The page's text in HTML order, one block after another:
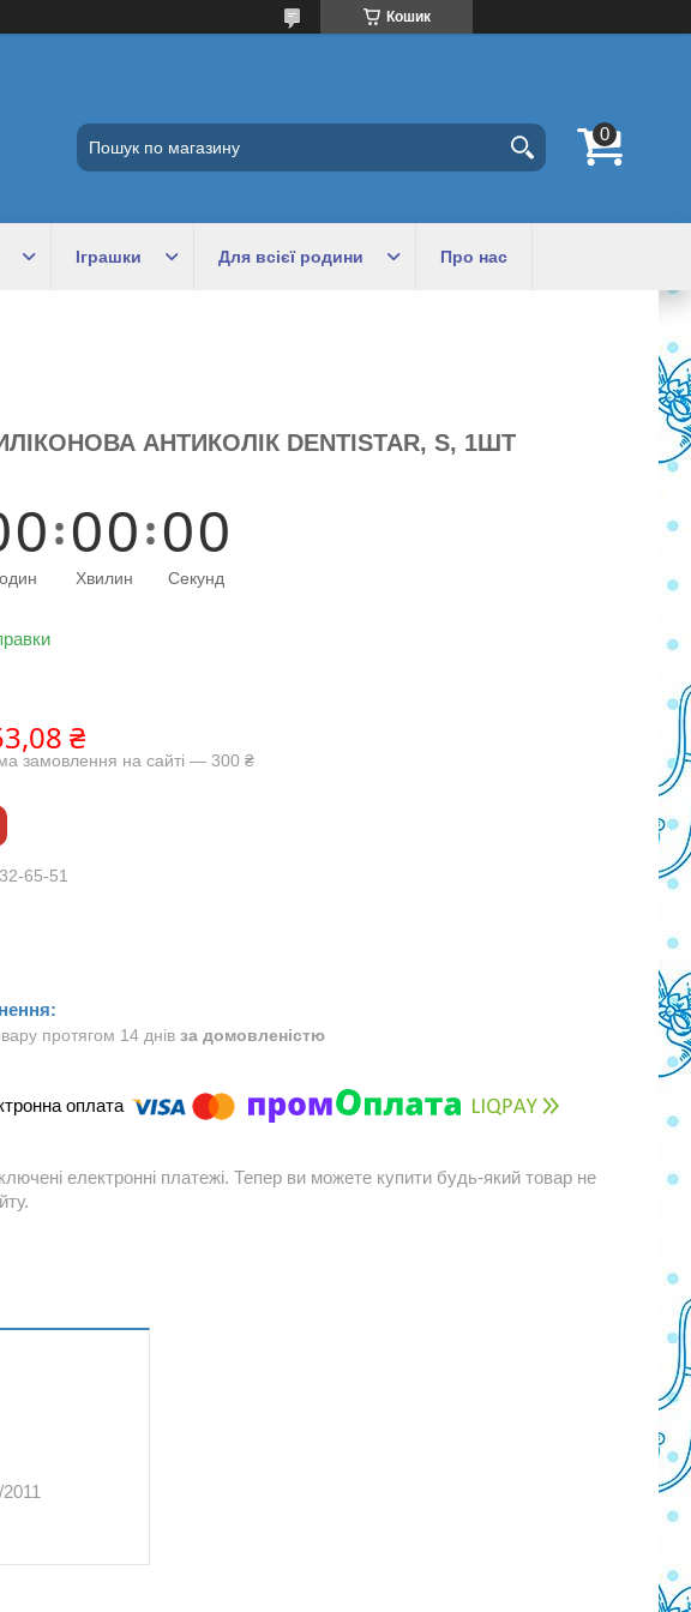
Кошик
Іграшки Для всієї родини Про нас
АНТИКОЛІК DENTISTAR, S, 1ШТ
0 00
Хвилин
00
Секунд
₴
замовлення на сайті — 300 ₴
65-51
протягом 14 днів за домовленістю
електронні платежі. Тепер ви можете купити будь-який товар не